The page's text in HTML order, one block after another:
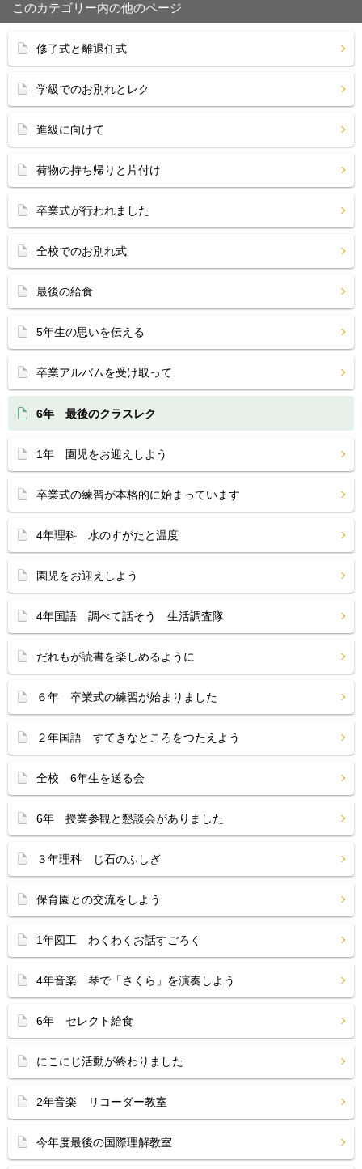
このカテゴリー内の他のページ
修了式と離退任式
学級でのお別れとレク
進級に向けて
荷物の持ち帰りと片付け
卒業式が行われました
全校でのお別れ式
最後の給食
5年生の思いを伝える
卒業アルバムを受け取って
6年 最後のクラスレク
1年 園児をお迎えしよう
卒業式の練習が本格的に始まっています
4年理科 水のすがたと温度
園児をお迎えしよう
4年国語 調べて話そう 生活調査隊
だれもが読書を楽しめるように
６年 卒業式の練習が始まりました
２年国語 すてきなところをつたえよう
全校 6年生を送る会
6年 授業参観と懇談会がありました
３年理科 じ石のふしぎ
保育園との交流をしよう
1年図工 わくわくお話すごろく
4年音楽 琴で「さくら」を演奏しよう
6年 セレクト給食
にこにじ活動が終わりました
2年音楽 リコーダー教室
今年度最後の国際理解教室